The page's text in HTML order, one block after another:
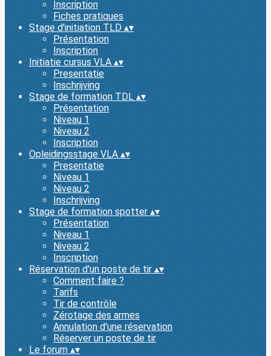
Inscription
Fiches pratiques
Stage d'initiation TLD ▴▾
Présentation
Inscription
Initiatie cursus VLA ▴▾
Presentatie
Inschrijving
Stage de formation TDL ▴▾
Présentation
Niveau 1
Niveau 2
Inscription
Opleidingsstage VLA ▴▾
Presentatie
Niveau 1
Niveau 2
Inschrijving
Stage de formation spotter ▴▾
Présentation
Niveau 1
Niveau 2
Inscription
Réservation d'un poste de tir ▴▾
Comment faire ?
Tarifs
Tir de contrôle
Zérotage des armes
Annulation d'une réservation
Réserver un poste de tir
Le forum ▴▾